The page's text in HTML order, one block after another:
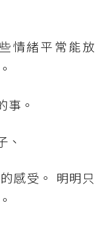
情緒平常能放
事。
、
感受。 明明只